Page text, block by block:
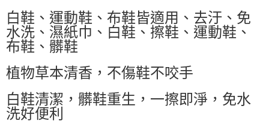
白鞋、運動鞋、布鞋皆適用、去汙、免
水洗、濕紙巾、白鞋、擦鞋、運動鞋、
布鞋、髒鞋
植物草本清香，不傷鞋不咬手
白鞋清潔，髒鞋重生，一擦即淨，免水
洗好便利